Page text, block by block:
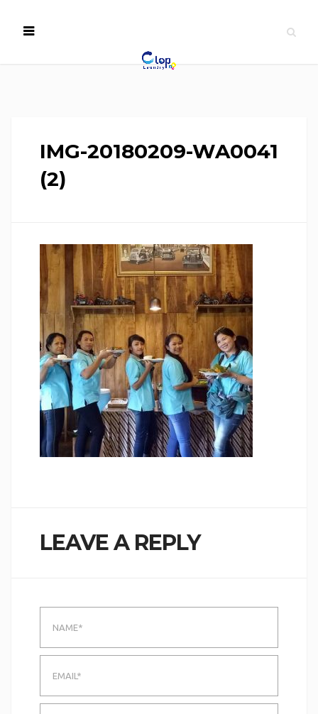
IMG-20180209-WA0041
(2)
LEAVE A REPLY